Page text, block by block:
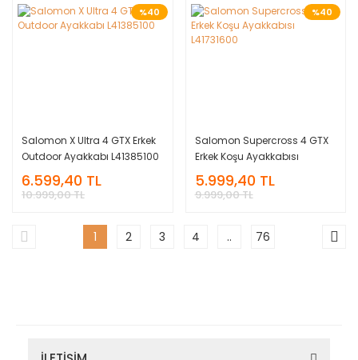
%40
Salomon X Ultra 4 GTX Erkek
Outdoor Ayakkabı L41385100
6.599,40 TL
10.999,00 TL
%40
Salomon Supercross 4 GTX
Erkek Koşu Ayakkabısı
L41731600
5.999,40 TL
9.999,00 TL
1 2 3 4 .. 76